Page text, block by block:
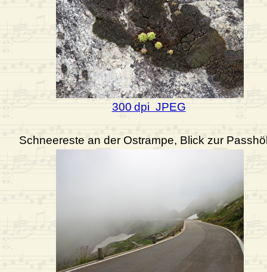
300 dpi JPEG
Schneereste an der Ostrampe, Blick zur